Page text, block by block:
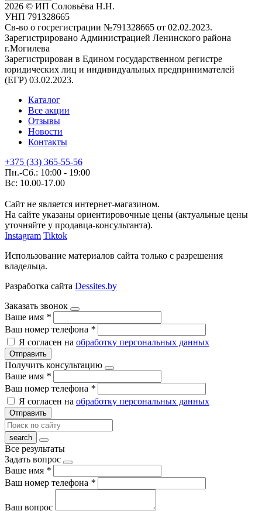
2026 © ИП Соловьёва Н.Н.
УНП 791328665
Св-во о госрегистрации №791328665 от 02.02.2023.
Зарегистрировано Администрацией Ленинского района
г.Могилева
Зарегистрирован в Едином государственном регистре
юридических лиц и индивидуальных предпринимателей
(ЕГР) 03.02.2023.
Каталог
Все акции
Отзывы
Новости
Контакты
+375 (33) 365-55-56
Пн.-Сб.: 10:00 - 19:00
Вс: 10.00-17.00
Сайт не является интернет-магазином.
На сайте указаны ориентировочные цены (актуальные цены
уточняйте у продавца-консультанта).
Instagram Tiktok
Использование материалов сайта только с разрешения
владельца.
Разработка сайта Dessites.by
Заказать звонок
Ваше имя *
Ваш номер телефона *
Я согласен на обработку персональных данных
Отправить
Получить консультацию
Ваше имя *
Ваш номер телефона *
Я согласен на обработку персональных данных
Отправить
Все результаты
Задать вопрос
Ваше имя *
Ваш номер телефона *
Ваш вопрос